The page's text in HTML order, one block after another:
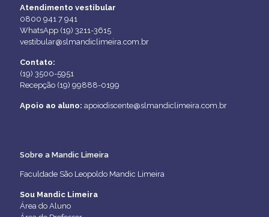
Atendimento vestibular
0800 941 7 941
WhatsApp (19) 3211-3615
vestibular@slmandiclimeira.com.br
Contato:
(19) 3500-5951
Recepção (19) 99888-0199
Apoio ao aluno: apoiodiscente@slmandiclimeira.com.br
Sobre a Mandic Limeira
Faculdade São Leopoldo Mandic Limeira
Sou Mandic Limeira
Área do Aluno